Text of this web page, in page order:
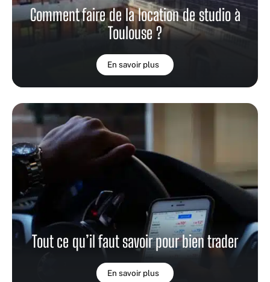
Comment faire de la location de studio à
Toulouse ?
En savoir plus
Tout ce qu’il faut savoir pour bien trader
En savoir plus